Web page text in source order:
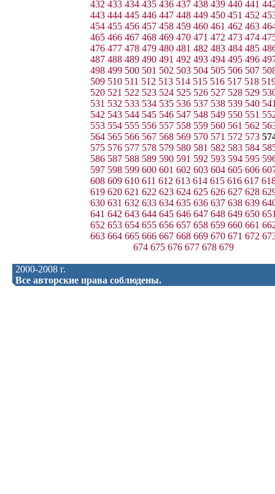
432 433 434 435 436 437 438 439 440 441
443 444 445 446 447 448 449 450 451 452
454 455 456 457 458 459 460 461 462 463
465 466 467 468 469 470 471 472 473 474
476 477 478 479 480 481 482 483 484 485
487 488 489 490 491 492 493 494 495 496
498 499 500 501 502 503 504 505 506 507
509 510 511 512 513 514 515 516 517 518
520 521 522 523 524 525 526 527 528 529
531 532 533 534 535 536 537 538 539 540
542 543 544 545 546 547 548 549 550 551
553 554 555 556 557 558 559 560 561 562
564 565 566 567 568 569 570 571 572 573
575 576 577 578 579 580 581 582 583 584
586 587 588 589 590 591 592 593 594 595
597 598 599 600 601 602 603 604 605 606
608 609 610 611 612 613 614 615 616 617
619 620 621 622 623 624 625 626 627 628
630 631 632 633 634 635 636 637 638 639
641 642 643 644 645 646 647 648 649 650
652 653 654 655 656 657 658 659 660 661
663 664 665 666 667 668 669 670 671 672
674 675 676 677 678 679
2000-2008 г.
Все авторские права соблюдены.